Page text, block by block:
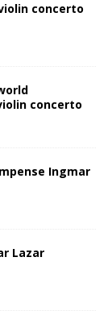
concerto
concerto
Ingmar
Lazar